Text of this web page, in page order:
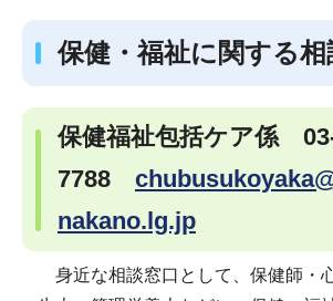
保健・福祉に関する相
保健福祉包括ケア係
7788
nakano.lg.jp
身近な相談窓口として、保健師・